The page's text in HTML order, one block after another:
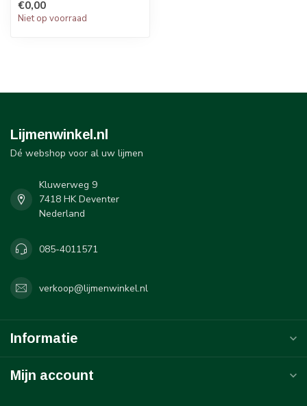
een wegwerpmixer voor
200-1500 m...
€0,00
Niet op voorraad
Lijmenwinkel.nl
Dé webshop voor al uw lijmen
Kluwerweg 9
7418 HK Deventer
Nederland
085-4011571
verkoop@lijmenwinkel.nl
Informatie
Mijn account